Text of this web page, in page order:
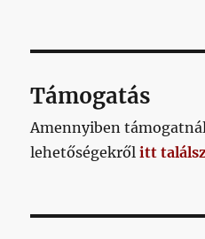
Támogatás
Amennyiben
lehetőségekrőlitt